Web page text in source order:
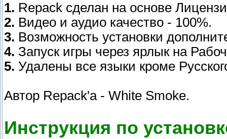
1. Repack сделан на основе
2. Видео и аудио качество - 100%.
3. Возможность установки
4. Запуск игры через ярлык на
5. Удалены все языки кроме
Автор Repack'a - White Smoke.
Инструкция по